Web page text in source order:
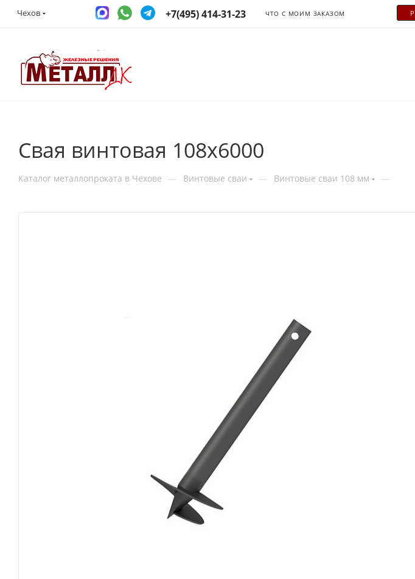
Чехов +7(495) 414-31-23 ЧТО С МОИМ ЗАКАЗОМ
Свая винтовая 108x6000
Каталог металлопроката в Чехове — Винтовые сваи — Винтовые сваи 108 мм —